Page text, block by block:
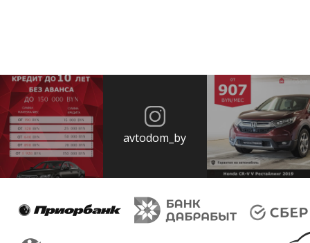
avtodom_by